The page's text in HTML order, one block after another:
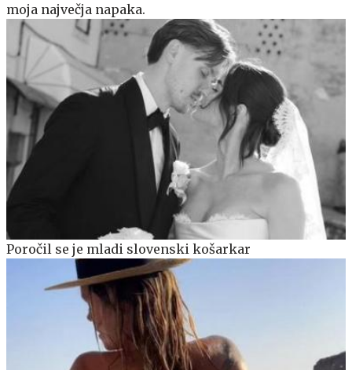
moja največja napaka.
Poročil se je mladi slovenski košarkar